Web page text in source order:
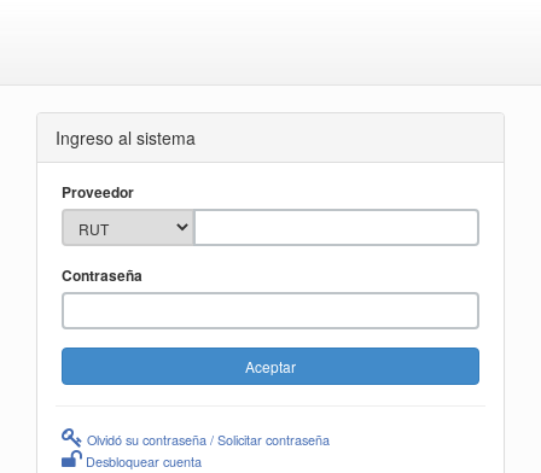
Ingreso al sistema
Proveedor
Contraseña
Olvidó su contraseña / Solicitar contraseña
Desbloquear cuenta